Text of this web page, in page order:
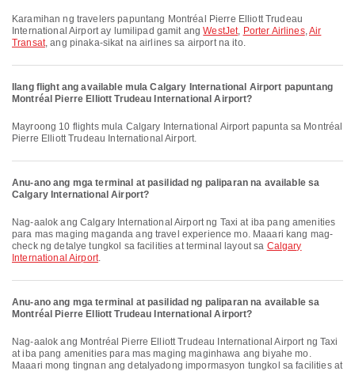
Karamihan ng travelers papuntang Montréal Pierre Elliott Trudeau
International Airport ay lumilipad gamit angWestJet, Porter Airlines,Air
Transat, ang pinaka-sikat na airlines sa airport na ito.
Ilang flight ang available mula Calgary International Airport papuntang
Montréal Pierre Elliott Trudeau International Airport?
Mayroong 10 flights mula Calgary International Airport papunta sa Montréal
Pierre Elliott Trudeau International Airport.
Anu-ano ang mga terminal at pasilidad ng paliparan na available sa
Calgary International Airport?
Nag-aalok ang Calgary International Airport ng Taxi at iba pang amenities
para mas maging maganda ang travel experience mo. Maaari kang mag-
check ng detalye tungkol sa facilities at terminal layout sa Calgary
International Airport.
Anu-ano ang mga terminal at pasilidad ng paliparan na available sa
Montréal Pierre Elliott Trudeau International Airport?
Nag-aalok ang Montréal Pierre Elliott Trudeau International Airport ng Taxi
at iba pang amenities para mas maging maginhawa ang biyahe mo.
Maaari mong tingnan ang detalyadong impormasyon tungkol sa facilities at